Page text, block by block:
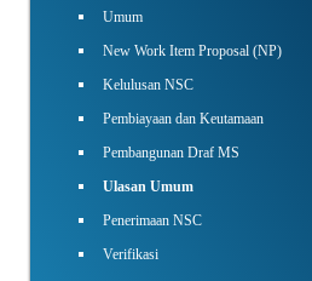
Umum
New Work Item Proposal (NP)
Kelulusan NSC
Pembiayaan dan Keutamaan
Pembangunan Draf MS
Ulasan Umum
Penerimaan NSC
Verifikasi